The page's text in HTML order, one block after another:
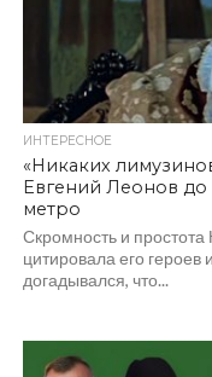
ИНТЕРЕСНОЕ
«Никаких
Евгений Леонов до
метро
Скромность и простота
цитировала его героев
догадывался, что...